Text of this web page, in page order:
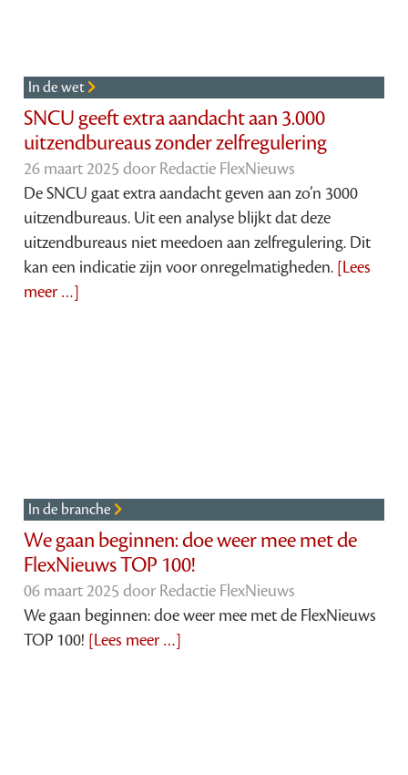
In de wet
SNCU geeft extra aandacht aan 3.000
uitzendbureaus zonder zelfregulering
26 maart 2025 door Redactie FlexNieuws
De SNCU gaat extra aandacht geven aan zo’n 3000
uitzendbureaus. Uit een analyse blijkt dat deze
uitzendbureaus niet meedoen aan zelfregulering. Dit
kan een indicatie zijn voor onregelmatigheden. [Lees
meer …]
In de branche
We gaan beginnen: doe weer mee met de
FlexNieuws TOP 100!
06 maart 2025 door Redactie FlexNieuws
We gaan beginnen: doe weer mee met de FlexNieuws
TOP 100! [Lees meer …]